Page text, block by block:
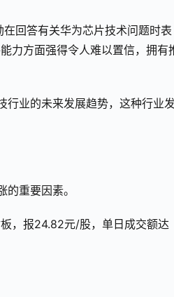
回答有关华为芯片技术问题时表
力方面强得令人难以置信，拥有
行业的未来发展趋势，这种行业
重要因素。
，报24.82元/股，单日成交额达